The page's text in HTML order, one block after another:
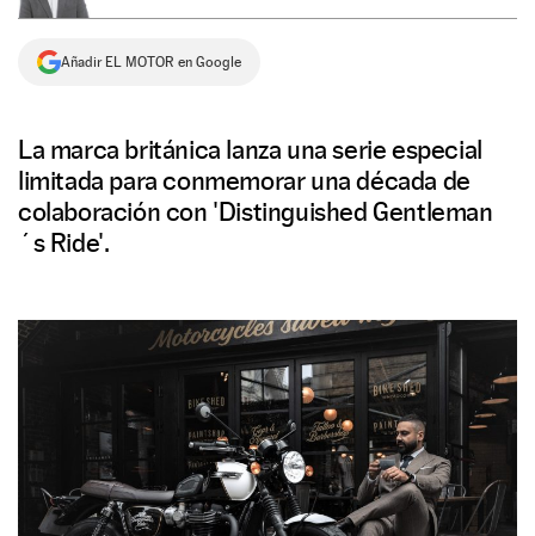
Añadir EL MOTOR en Google
La marca británica lanza una serie especial
limitada para conmemorar una década de
colaboración con 'Distinguished Gentleman
´s Ride'.